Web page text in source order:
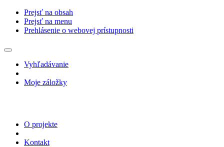
Prejsť na obsah
Prejsť na menu
Prehlásenie o webovej prístupnosti
Vyhľadávanie
Moje záložky
O projekte
Kontakt